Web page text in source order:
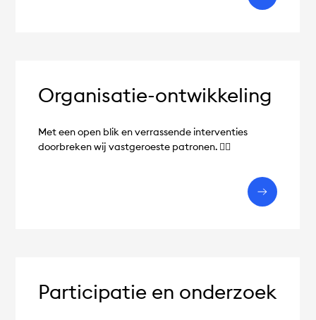
Organisatie-ontwikkeling
Met een open blik en verrassende interventies
doorbreken wij vastgeroeste patronen. 🤸‍♀️
Participatie en onderzoek